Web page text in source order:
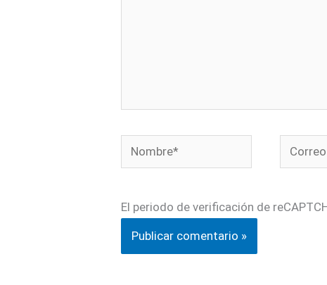
Nombre*
Correo
El periodo de verificación de